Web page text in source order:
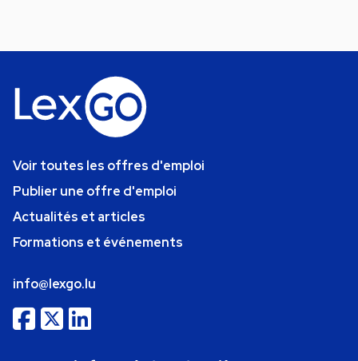
Voir toutes les offres d'emploi
Publier une offre d'emploi
Actualités et articles
Formations et événements
info@lexgo.lu